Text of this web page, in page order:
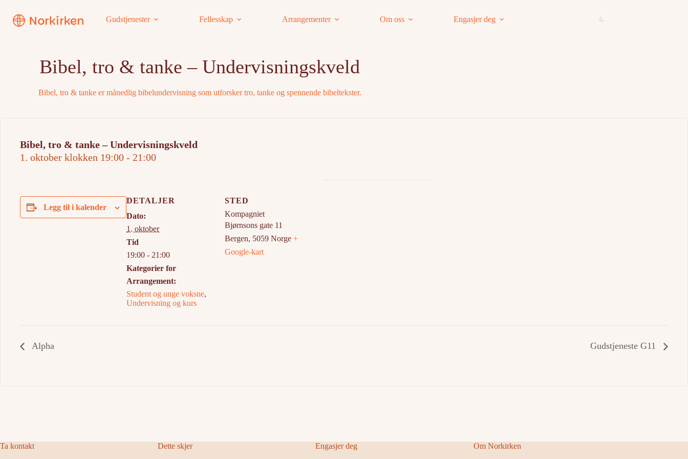
innholdet
Gudstjenester Fellesskap Arrangementer Om oss Engasjer deg
Bibel, tro & tanke – Undervisningskveld
Bibel, tro & tanke er månedlig bibelundervisning som utforsker tro, tanke og spennende bibeltekster.
Bibel, tro & tanke – Undervisningskveld
1. oktober klokken 19:00 - 21:00
Legg til i kalender
DETALJER
Dato:
1. oktober
Tid
19:00 - 21:00
Kategorier for
Arrangement:
Student og unge voksne,
Undervisning og kurs
STED
Kompagniet
Bjørnsons gate 11
Bergen, 5059 Norge +
Google-kart
Alpha Gudstjeneste G11
Ta kontakt
Dette skjer
Engasjer deg
Om Norkirken